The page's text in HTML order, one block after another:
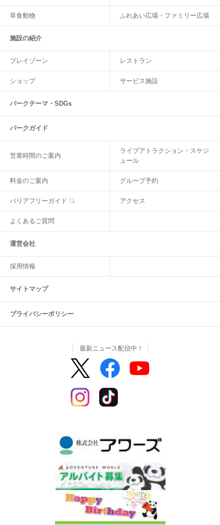
草食動物 ふれあい広場・ファミリー広場
施設の紹介
プレイゾーン レストラン
ショップ サービス施設
パークテーマ・SDGs
パークガイド
営業時間のご案内
ライブアトラクション・スケジ
ュール
料金のご案内 グループ予約
バリアフリーガイド アクセス
よくあるご質問
運営会社
採用情報
サイトマップ
プライバシーポリシー
最新ニュース配信中！